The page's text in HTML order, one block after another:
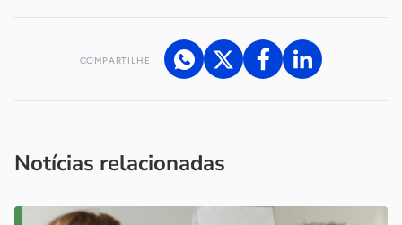
COMPARTILHE
Notícias relacionadas